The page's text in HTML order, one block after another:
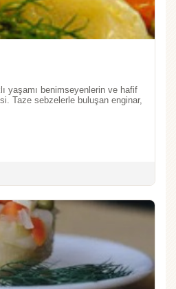
yaşamı benimseyenlerin ve hafif
Taze sebzelerle buluşan enginar,